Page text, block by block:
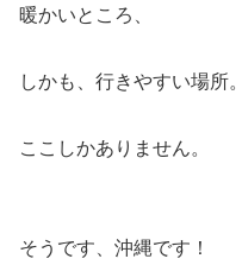
暖かいところ、
しかも、行きやすい場所。
ここしかありません。
そうです、沖縄です！